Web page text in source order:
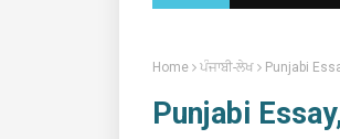
Home ਪੰਜਾਬੀ-ਲੇਖ Punjabi
Punjabi